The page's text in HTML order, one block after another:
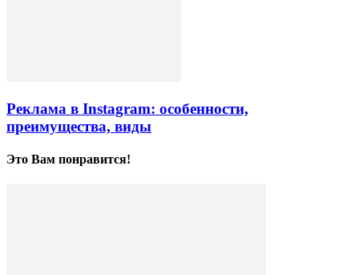
Реклама в Instagram: особенности,
преимущества, виды
Это Вам понравится!